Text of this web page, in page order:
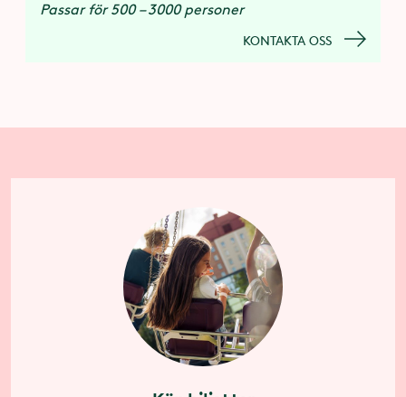
Passar för 500 – 3000 personer
KONTAKTA OSS